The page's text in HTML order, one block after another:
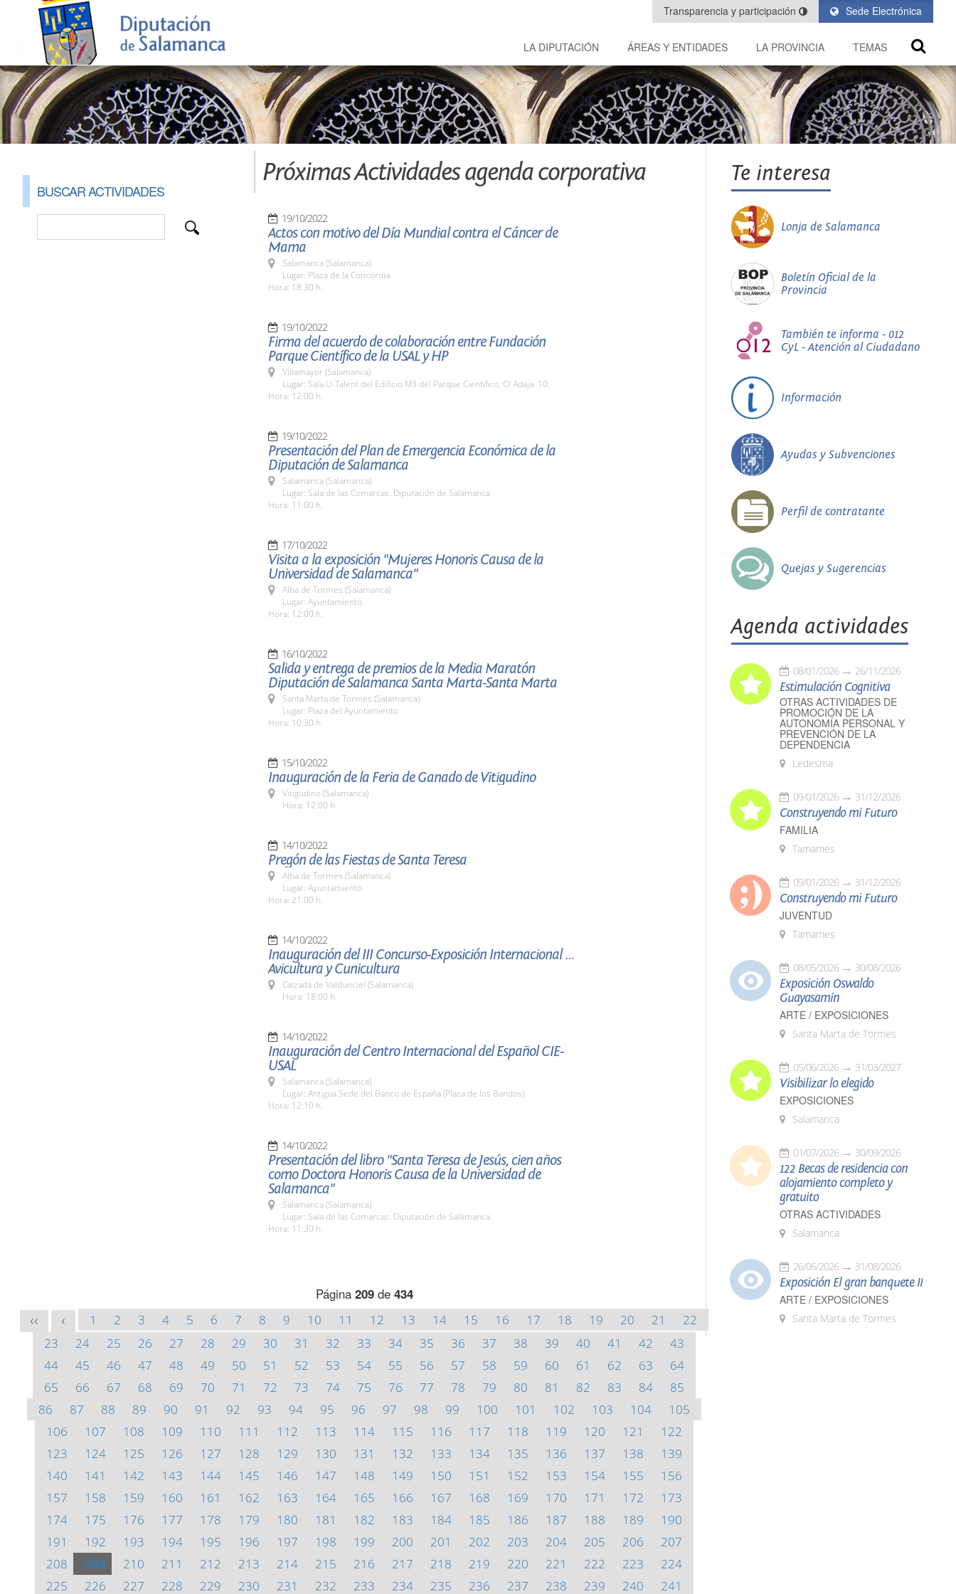
Sede Electrónica
Transparencia y participación
LA DIPUTACIÓN ÁREAS Y ENTIDADES LA PROVINCIA TEMAS
BUSCAR ACTIVIDADES
Próximas Actividades agenda corporativa
19/10/2022
Actos con motivo del Día Mundial contra el Cáncer de
Mama
Salamanca (Salamanca)
Lugar: Plaza de la Concordia
Hora: 18:30 h.
19/10/2022
Firma del acuerdo de colaboración entre Fundación
Parque Científico de la USAL y HP
Villamayor (Salamanca)
Lugar: Sala U-Talent del Edificio M3 del Parque Científico, C/ Adaja, 10.
Hora: 12:00 h.
19/10/2022
Presentación del Plan de Emergencia Económica de la
Diputación de Salamanca
Salamanca (Salamanca)
Lugar: Sala de las Comarcas. Diputación de Salamanca
Hora: 11:00 h.
17/10/2022
Visita a la exposición "Mujeres Honoris Causa de la
Universidad de Salamanca"
Alba de Tormes (Salamanca)
Lugar: Ayuntamiento
Hora: 12:00 h.
16/10/2022
Salida y entrega de premios de la Media Maratón
Diputación de Salamanca Santa Marta-Santa Marta
Santa Marta de Tormes (Salamanca)
Lugar: Plaza del Ayuntamiento
Hora: 10:30 h.
15/10/2022
Inauguración de la Feria de Ganado de Vitigudino
Vitigudino (Salamanca)
Hora: 12:00 h.
14/10/2022
Pregón de las Fiestas de Santa Teresa
Alba de Tormes (Salamanca)
Lugar: Ayuntamiento
Hora: 21:00 h.
14/10/2022
Inauguración del III Concurso-Exposición Internacional de
Avicultura y Cunicultura
Calzada de Valdunciel (Salamanca)
Hora: 18:00 h.
14/10/2022
Inauguración del Centro Internacional del Español CIE-
USAL
Salamanca (Salamanca)
Lugar: Antigua Sede del Banco de España (Plaza de los Bandos)
Hora: 12:10 h.
14/10/2022
Presentación del libro "Santa Teresa de Jesús, cien años
como Doctora Honoris Causa de la Universidad de
Salamanca"
Salamanca (Salamanca)
Lugar: Sala de las Comarcas. Diputación de Salamanca
Hora: 11:30 h.
Página 209de 434
<< < 1 2 3 4 5 6 7 8 9 10 11 12 13 14 15 16 17 18 19 20 21
22
23
24 25 26 27 28 29 30 31 32 33 34 35 36 37 38 39 40 41 42
43
44
45 46 47 48 49 50 51 52 53 54 55 56 57 58 59 60 61 62 63
64
65
66 67 68 69 70 71 72 73 74 75 76 77 78 79 80 81 82 83 84
85
86
87 88 89 90 91 92 93 94 95 96 97 98 99 100 101 102 103 104
105
106
107 108 109 110 111 112 113 114 115 116 117 118 119 120 121
122
123
124 125 126 127 128 129 130 131 132 133 134 135 136 137 138
139
140
141 142 143 144 145 146 147 148 149 150 151 152 153 154 155
156
157
158 159 160 161 162 163 164 165 166 167 168 169 170 171 172
173
174
175 176 177 178 179 180 181 182 183 184 185 186 187 188 189
190
191
192 193 194 195 196 197 198 199 200 201 202 203 204 205 206
207
208
209 210 211 212 213 214 215 216 217 218 219 220 221 222 223
224
225
226 227 228 229 230 231 232 233 234 235 236 237 238 239 240 241
Te interesa
Lonja de Salamanca
Boletín Oficial de la
Provincia
También te informa - 012
CyL - Atención al Ciudadano
Información
Ayudas y Subvenciones
Perfil de contratante
Quejas y Sugerencias
Agenda actividades
08/01/2026 26/11/2026
Estimulación Cognitiva
OTRAS ACTIVIDADES DE
PROMOCIÓN DE LA
AUTONOMÍA PERSONAL Y
PREVENCIÓN DE LA
DEPENDENCIA
Ledesma
09/01/2026 31/12/2026
Construyendo mi Futuro
FAMILIA
Tamames
09/01/2026 31/12/2026
Construyendo mi Futuro
JUVENTUD
Tamames
08/05/2026 30/08/2026
Exposición Oswaldo
Guayasamín
ARTE / EXPOSICIONES
Santa Marta de Tormes
05/06/2026 31/03/2027
Visibilizar lo elegido
EXPOSICIONES
Salamanca
01/07/2026 30/09/2026
122 Becas de residencia con
alojamiento completo y
gratuito
OTRAS ACTIVIDADES
Salamanca
26/06/2026 31/08/2026
Exposición El gran banquete II
ARTE / EXPOSICIONES
Santa Marta de Tormes